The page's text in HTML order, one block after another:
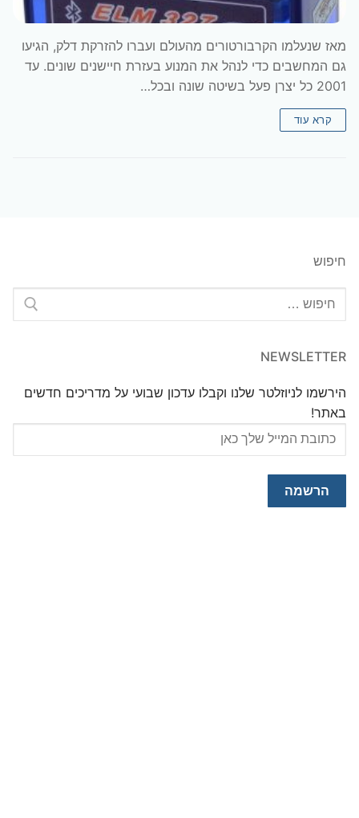
מאז שנעלמו הקרבורטורים מהעולם ועברו להזרקת דלק, הגיעו
גם המחשבים כדי לנהל את המנוע בעזרת חיישנים שונים. עד
2001 כל יצרן פעל בשיטה שונה ובכל…
קרא עוד
חיפוש
חפש:
NEWSLETTER
הירשמו לניוזלטר שלנו וקבלו עדכון שבועי על מדריכים חדשים
באתר!